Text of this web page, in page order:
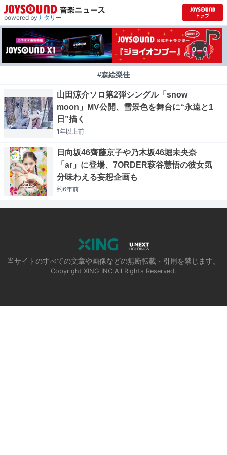
powered byナタリー
#森絵梨佳
山田涼介ソロ第2弾シングル「snow
moon」MV公開、雪景色を舞台に“永遠と1
日”描く
1年以上前
日向坂46齊藤京子や乃木坂46堀未央奈
「ar」に登場、7ORDER萩谷慧悟の彼女気
分味わえる妄想企画も
約6年前
当サイトのすべての文章や画像などの無断転載・引用を禁じます。
Copyright XING INC.All Rights Reserved.